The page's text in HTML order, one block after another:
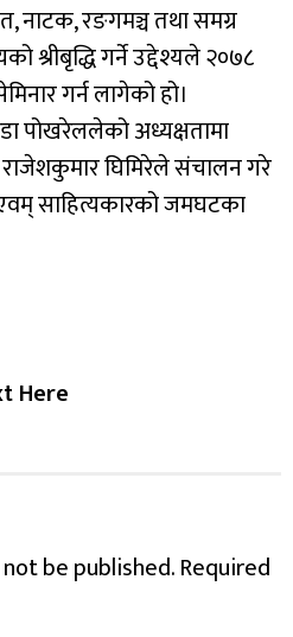
नाटक, रङगमञ्च तथा समग्र
श्रीबृद्धि गर्ने उद्देश्यले २०७८
गर्न लागेको हो।
पोखरेललेको अध्यक्षतामा
घिमिरेले संचालन गरे
साहित्यकारको जमघटका
Here
be published.Required